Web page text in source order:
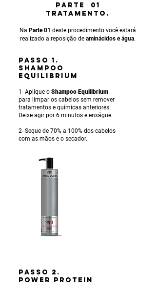
PARTE 01
TRATAMENTO.
Na Parte 01 deste procedimento você estará
realizado a reposição de aminácidos e água.
PASSO 1.
SHAMPOO
EQUILIBRIUM
1- Aplique o Shampoo Equilibrium
para limpar os cabelos sem remover
tratamentos e químicas anteriores.
Deixe agir por 6 minutos e enxágue.
2- Seque de 70% a 100% dos cabelos
com as mãos e o secador.
PASSO 2.
POWER PROTEIN